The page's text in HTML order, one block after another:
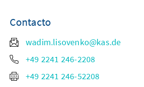
Contacto
wadim.lisovenko@kas.de
+49 2241 246-2208
+49 2241 246-52208